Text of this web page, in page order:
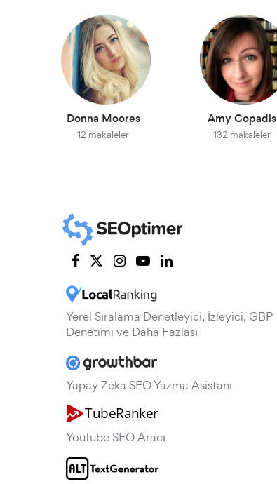
Donna Moores
12 makaleler
Amy Copadis
132 makaleler
Yerel Sıralama Denetleyici, İzleyici, GBP
Denetimi ve Daha Fazlası
Yapay Zeka SEO Yazma Asistanı
YouTube SEO Aracı